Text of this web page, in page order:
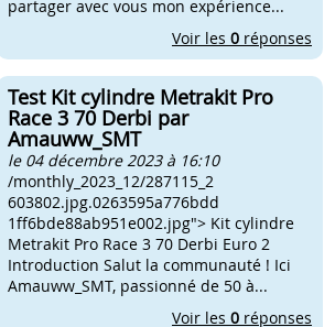
partager avec vous mon expérience...
Voir les 0 réponses
Test Kit cylindre Metrakit Pro
Race 3 70 Derbi par
Amauww_SMT
le 04 décembre 2023 à 16:10
/monthly_2023_12/287115_2
603802.jpg.0263595a776bdd
1ff6bde88ab951e002.jpg"> Kit cylindre
Metrakit Pro Race 3 70 Derbi Euro 2
Introduction Salut la communauté ! Ici
Amauww_SMT, passionné de 50 à...
Voir les 0 réponses